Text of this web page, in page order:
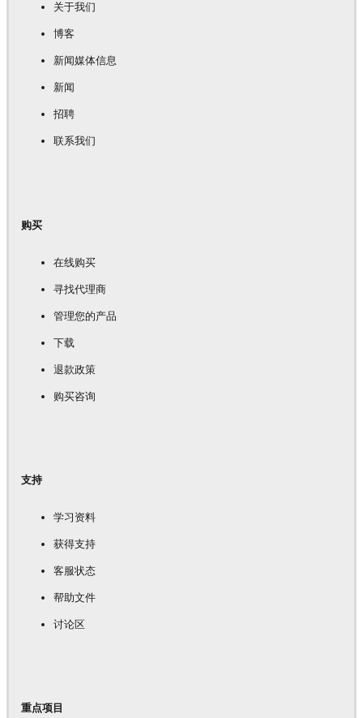
关于我们
博客
新闻媒体信息
新闻
招聘
联系我们
购买
在线购买
寻找代理商
管理您的产品
下载
退款政策
购买咨询
支持
学习资料
获得支持
客服状态
帮助文件
讨论区
重点项目